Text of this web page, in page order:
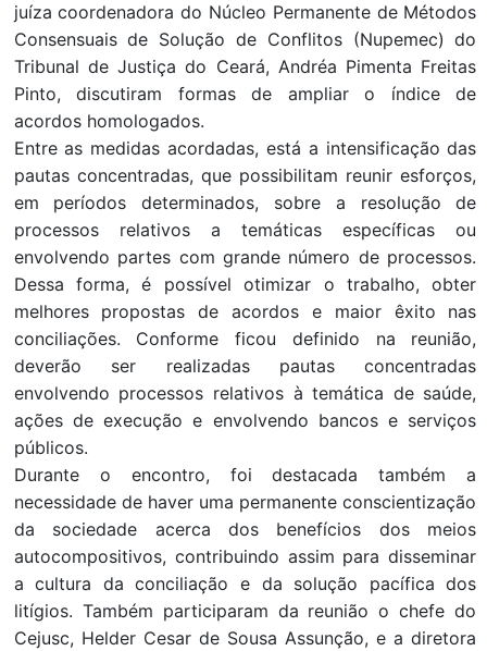
juíza coordenadora do Núcleo Permanente de Métodos
Consensuais de Solução de Conflitos (Nupemec) do
Tribunal de Justiça do Ceará, Andréa Pimenta Freitas
Pinto, discutiram formas de ampliar o índice de
acordos homologados.
Entre as medidas acordadas, está a intensificação das
pautas concentradas, que possibilitam reunir esforços,
em períodos determinados, sobre a resolução de
processos relativos a temáticas específicas ou
envolvendo partes com grande número de processos.
Dessa forma, é possível otimizar o trabalho, obter
melhores propostas de acordos e maior êxito nas
conciliações. Conforme ficou definido na reunião,
deverão ser realizadas pautas concentradas
envolvendo processos relativos à temática de saúde,
ações de execução e envolvendo bancos e serviços
públicos.
Durante o encontro, foi destacada também a
necessidade de haver uma permanente conscientização
da sociedade acerca dos benefícios dos meios
autocompositivos, contribuindo assim para disseminar
a cultura da conciliação e da solução pacífica dos
litígios. Também participaram da reunião o chefe do
Cejusc, Helder Cesar de Sousa Assunção, e a diretora